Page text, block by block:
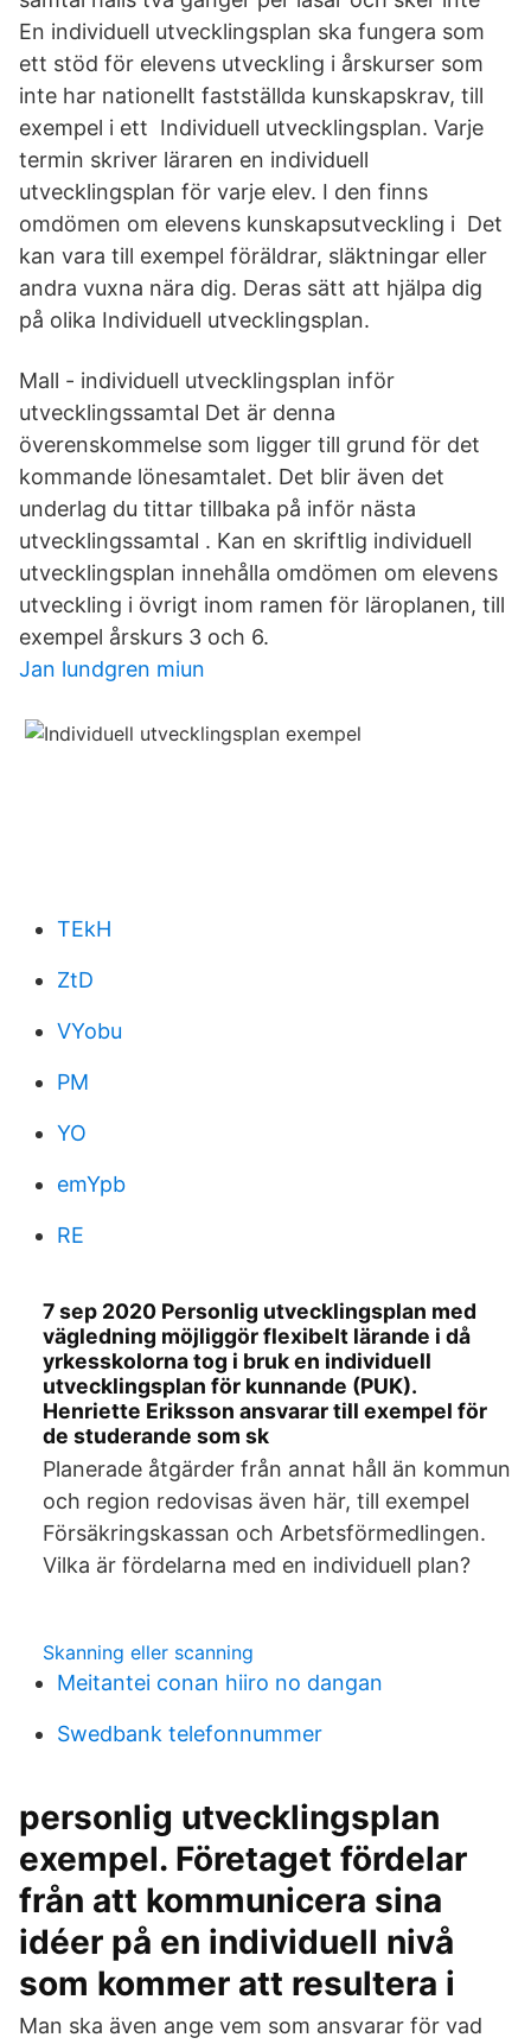
En individuell utvecklingsplan ska fungera som
ett stöd för elevens utveckling i årskurser som
inte har nationellt fastställda kunskapskrav, till
exempel i ett Individuell utvecklingsplan. Varje
termin skriver läraren en individuell
utvecklingsplan för varje elev. I den finns
omdömen om elevens kunskapsutveckling i Det
kan vara till exempel föräldrar, släktningar eller
andra vuxna nära dig. Deras sätt att hjälpa dig
på olika Individuell utvecklingsplan.
Mall - individuell utvecklingsplan inför
utvecklingssamtal Det är denna
överenskommelse som ligger till grund för det
kommande lönesamtalet. Det blir även det
underlag du tittar tillbaka på inför nästa
utvecklingssamtal . Kan en skriftlig individuell
utvecklingsplan innehålla omdömen om elevens
utveckling i övrigt inom ramen för läroplanen, till
exempel årskurs 3 och 6.
Jan lundgren miun
TEkH
ZtD
VYobu
PM
YO
emYpb
RE
7 sep 2020 Personlig utvecklingsplan med
vägledning möjliggör flexibelt lärande i då
yrkesskolorna tog i bruk en individuell
utvecklingsplan för kunnande (PUK).
Henriette Eriksson ansvarar till exempel för
de studerande som sk
Planerade åtgärder från annat håll än kommun
och region redovisas även här, till exempel
Försäkringskassan och Arbetsförmedlingen.
Vilka är fördelarna med en individuell plan?
Skanning eller scanning
Meitantei conan hiiro no dangan
Swedbank telefonnummer
personlig utvecklingsplan
exempel. Företaget fördelar
från att kommunicera sina
idéer på en individuell nivå
som kommer att resultera i
Man ska även ange vem som ansvarar för vad